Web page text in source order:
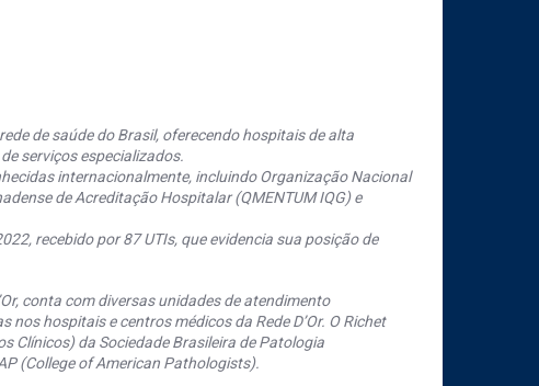
de saúde do Brasil, oferecendo hospitais de alta
serviços especializados.
internacionalmente, incluindo Organização Nacional
de Acreditação Hospitalar (QMENTUM IQG) e
recebido por 87 UTIs, que evidencia sua posição de
conta com diversas unidades de atendimento
hospitais e centros médicos da Rede D’Or. O Richet
Clínicos) da Sociedade Brasileira de Patologia
(College of American Pathologists).